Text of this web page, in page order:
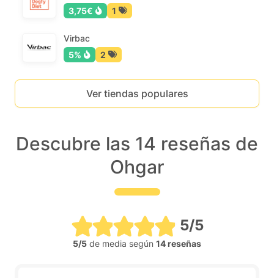
3,75€
1
Virbac
5%
2
Ver tiendas populares
Descubre las 14 reseñas de
Ohgar
5/5
5/5 de media según 14 reseñas